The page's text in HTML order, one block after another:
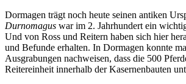
Dormagen trägt noch heute seinen antiken
Durnomagus war im 2. Jahrhundert ein
Und von Ross und Reitern haben sich hier
und Befunde erhalten. In Dormagen konnte
Ausgrabungen nachweisen, dass die 500
Reitereinheit innerhalb der Kasernenbauten